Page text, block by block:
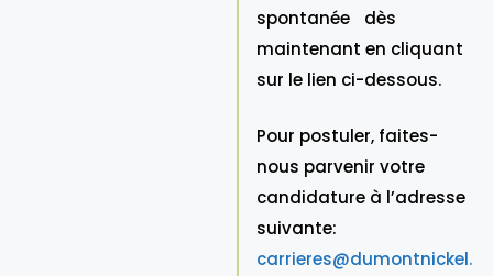
spontanée dès
maintenant en cliquant
sur le lien ci-dessous.
Pour postuler, faites-
nous parvenir votre
candidature à l’adresse
suivante:
carrieres@dumontnickel.